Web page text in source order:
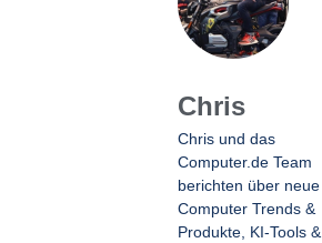
Chris
Chris und das
Computer.de Team
berichten über neue
Computer Trends &
Produkte, KI-Tools &